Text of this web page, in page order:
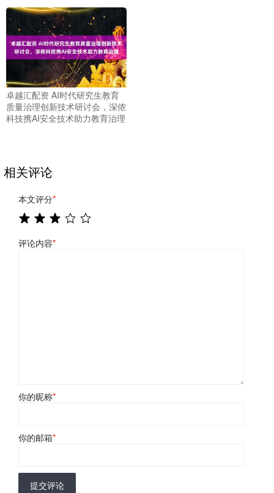
卓越汇配资 AI时代研究生教育
质量治理创新技术研讨会，深侬
科技携AI安全技术助力教育治理
相关评论
本文评分*
评论内容*
你的昵称*
你的邮箱*
提交评论